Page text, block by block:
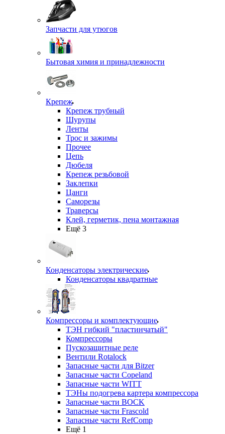
Запчасти для утюгов
Бытовая химия и принадлежности
Крепеж
Крепеж трубный
Шурупы
Ленты
Трос и зажимы
Прочее
Цепь
Дюбеля
Крепеж резьбовой
Заклепки
Цанги
Саморезы
Траверсы
Клей, герметик, пена монтажная
Ещё 3
Конденсаторы электрические
Конденсаторы квадратные
Компрессоры и комплектующие
ТЭН гибкий "пластинчатый"
Компрессоры
Пускозащитные реле
Вентили Rotalock
Запасные части для Bitzer
Запасные части Copeland
Запасные части WITT
ТЭНы подогрева картера компрессора
Запасные части BOCK
Запасные части Frascold
Запасные части RefComp
Ещё 1